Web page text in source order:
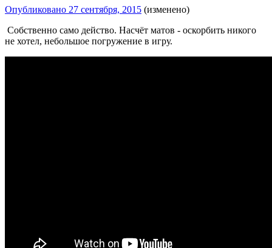
Опубликовано 27 сентября, 2015 (изменено)
Собственно само действо. Насчёт матов - оскорбить никого
не хотел, небольшое погружение в игру.